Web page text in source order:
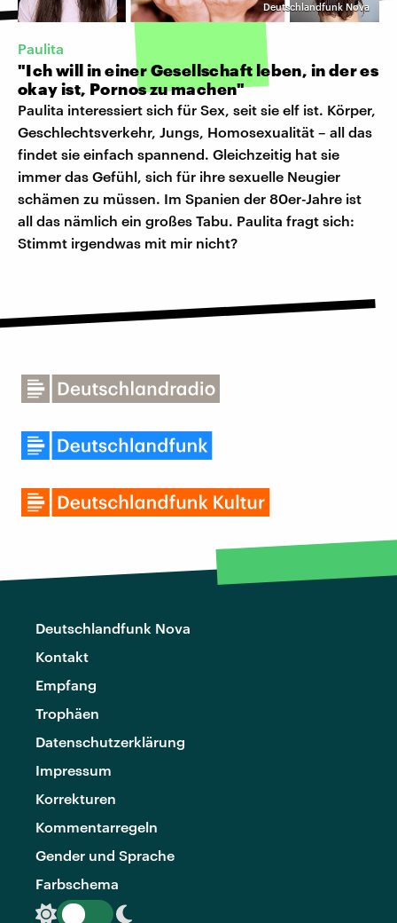
Deutschlandfunk Nova
Paulita
"Ich will in einer Gesellschaft leben, in der es
okay ist, Pornos zu machen"
Paulita interessiert sich für Sex, seit sie elf ist. Körper,
Geschlechtsverkehr, Jungs, Homosexualität – all das
findet sie einfach spannend. Gleichzeitig hat sie
immer das Gefühl, sich für ihre sexuelle Neugier
schämen zu müssen. Im Spanien der 80er-Jahre ist
all das nämlich ein großes Tabu. Paulita fragt sich:
Stimmt irgendwas mit mir nicht?
Deutschlandfunk Nova
Kontakt
Empfang
Trophäen
Datenschutzerklärung
Impressum
Korrekturen
Kommentarregeln
Gender und Sprache
Farbschema